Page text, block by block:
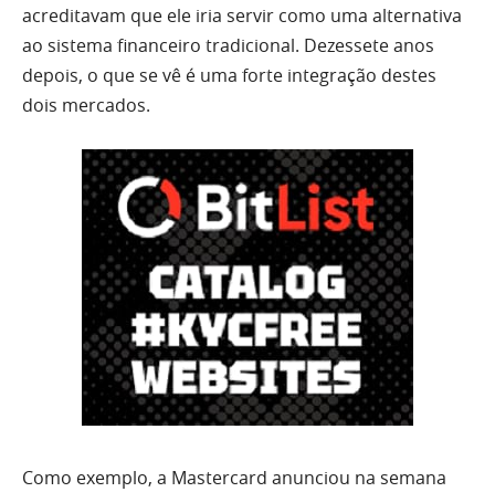
acreditavam que ele iria servir como uma alternativa
ao sistema financeiro tradicional. Dezessete anos
depois, o que se vê é uma forte integração destes
dois mercados.
Como exemplo, a Mastercard anunciou na semana